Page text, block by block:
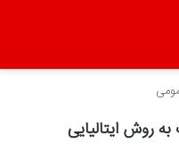
روش ایتالیایی